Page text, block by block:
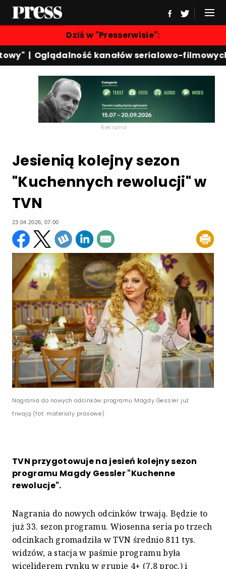
Dziś w "Presserwisie":
|Oglądalność kanałów serialowo-filmowych|
Reklama
Jesienią kolejny sezon
"Kuchennych rewolucji" w
TVN
23.04.2026, 07:00
Nagrania do nowych odcinków programu Magdy Gessler już
trwają (fot. materiały prasowe)
TVN przygotowuje na jesień kolejny sezon
programu Magdy Gessler "Kuchenne
rewolucje".
Nagrania do nowych odcinków trwają. Będzie to
już 33. sezon programu. Wiosenna seria po trzech
odcinkach gromadziła w TVN średnio 811 tys.
widzów, a stacja w paśmie programu była
wiceliderem rynku w grupie 4+ (7,8 proc.) i